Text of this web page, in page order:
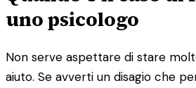
uno psicologo
Non serve aspettare di stare
aiuto. Se avverti un disagio che